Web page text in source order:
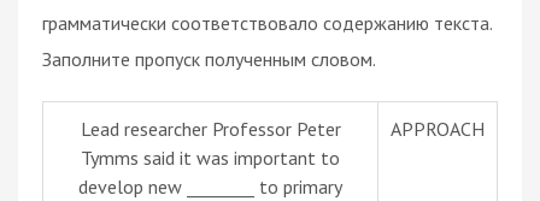
грамматически соответствовало содержанию текста.
Заполните пропуск полученным словом.
Lead researcher Professor Peter
Tymms said it was important to
develop new ________ to primary
APPROACH